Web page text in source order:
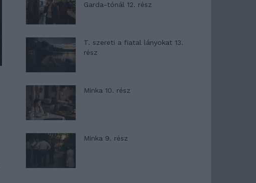
Garda-tónál 12. rész
T. szereti a fiatal lányokat 13.
rész
Minka 10. rész
Minka 9. rész